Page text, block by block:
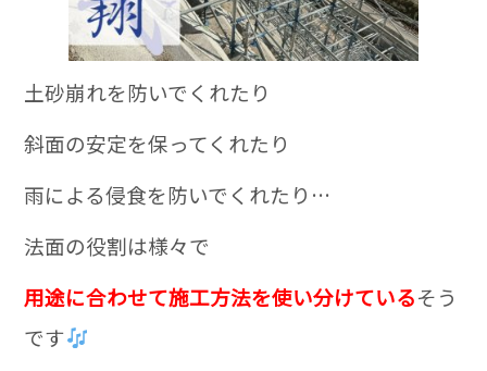
土砂崩れを防いでくれたり
斜面の安定を保ってくれたり
雨による侵食を防いでくれたり…
法面の役割は様々で
用途に合わせて施工方法を使い分けているそう
です